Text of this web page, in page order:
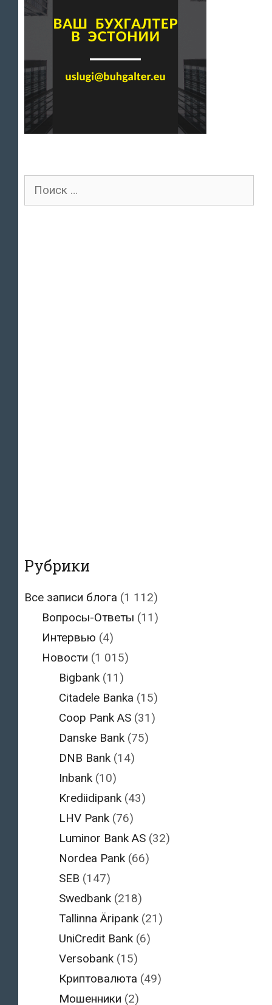
Поиск
Рубрики
Все записи блога (1 112)
Вопросы-Ответы (11)
Интервью (4)
Новости (1 015)
Bigbank (11)
Citadele Banka (15)
Coop Pank AS (31)
Danske Bank (75)
DNB Bank (14)
Inbank (10)
Krediidipank (43)
LHV Pank (76)
Luminor Bank AS (32)
Nordea Pank (66)
SEB (147)
Swedbank (218)
Tallinna Äripank (21)
UniCredit Bank (6)
Versobank (15)
Криптовалюта (49)
Мошенники (2)